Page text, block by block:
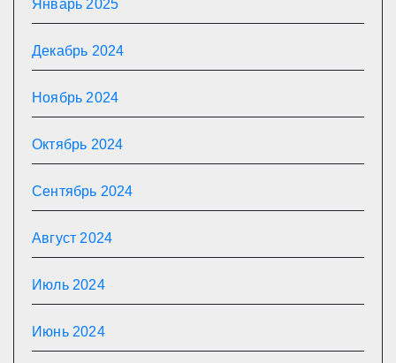
Январь 2025
Декабрь 2024
Ноябрь 2024
Октябрь 2024
Сентябрь 2024
Август 2024
Июль 2024
Июнь 2024